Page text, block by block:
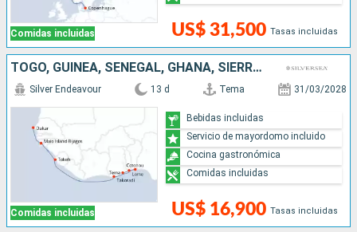
Comidas incluidas US$ 31,500 Tasas incluidas
TOGO, GUINEA, SENEGAL, GHANA, SIERRA LEON, BENIN
Comidas incluidas
Silver Endeavour 13 d Tema 31/03/2028
US$ 16,900 Tasas incluidas
Bebidas incluidas
Servicio de mayordomo incluido
Cocina gastronómica
Comidas incluidas